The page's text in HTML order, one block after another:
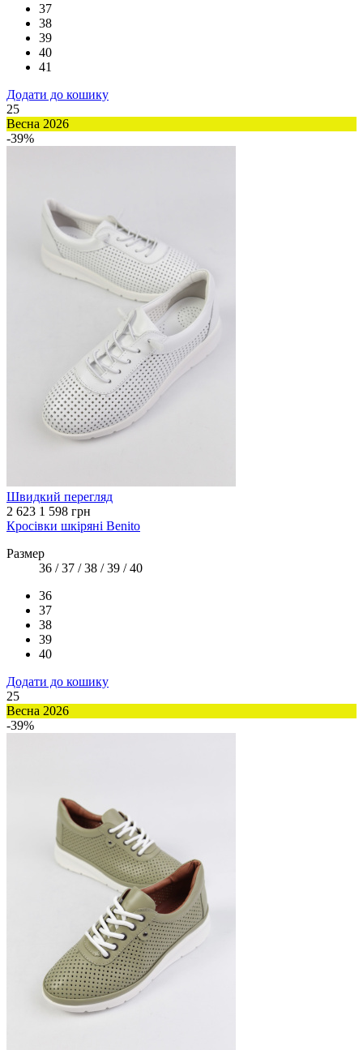
37
38
39
40
41
Додати до кошику
25
Весна 2026
-39%
Швидкий перегляд
2 623 1 598 грн
Кросівки шкіряні Benito
Размер
36 / 37 / 38 / 39 / 40
36
37
38
39
40
Додати до кошику
25
Весна 2026
-39%